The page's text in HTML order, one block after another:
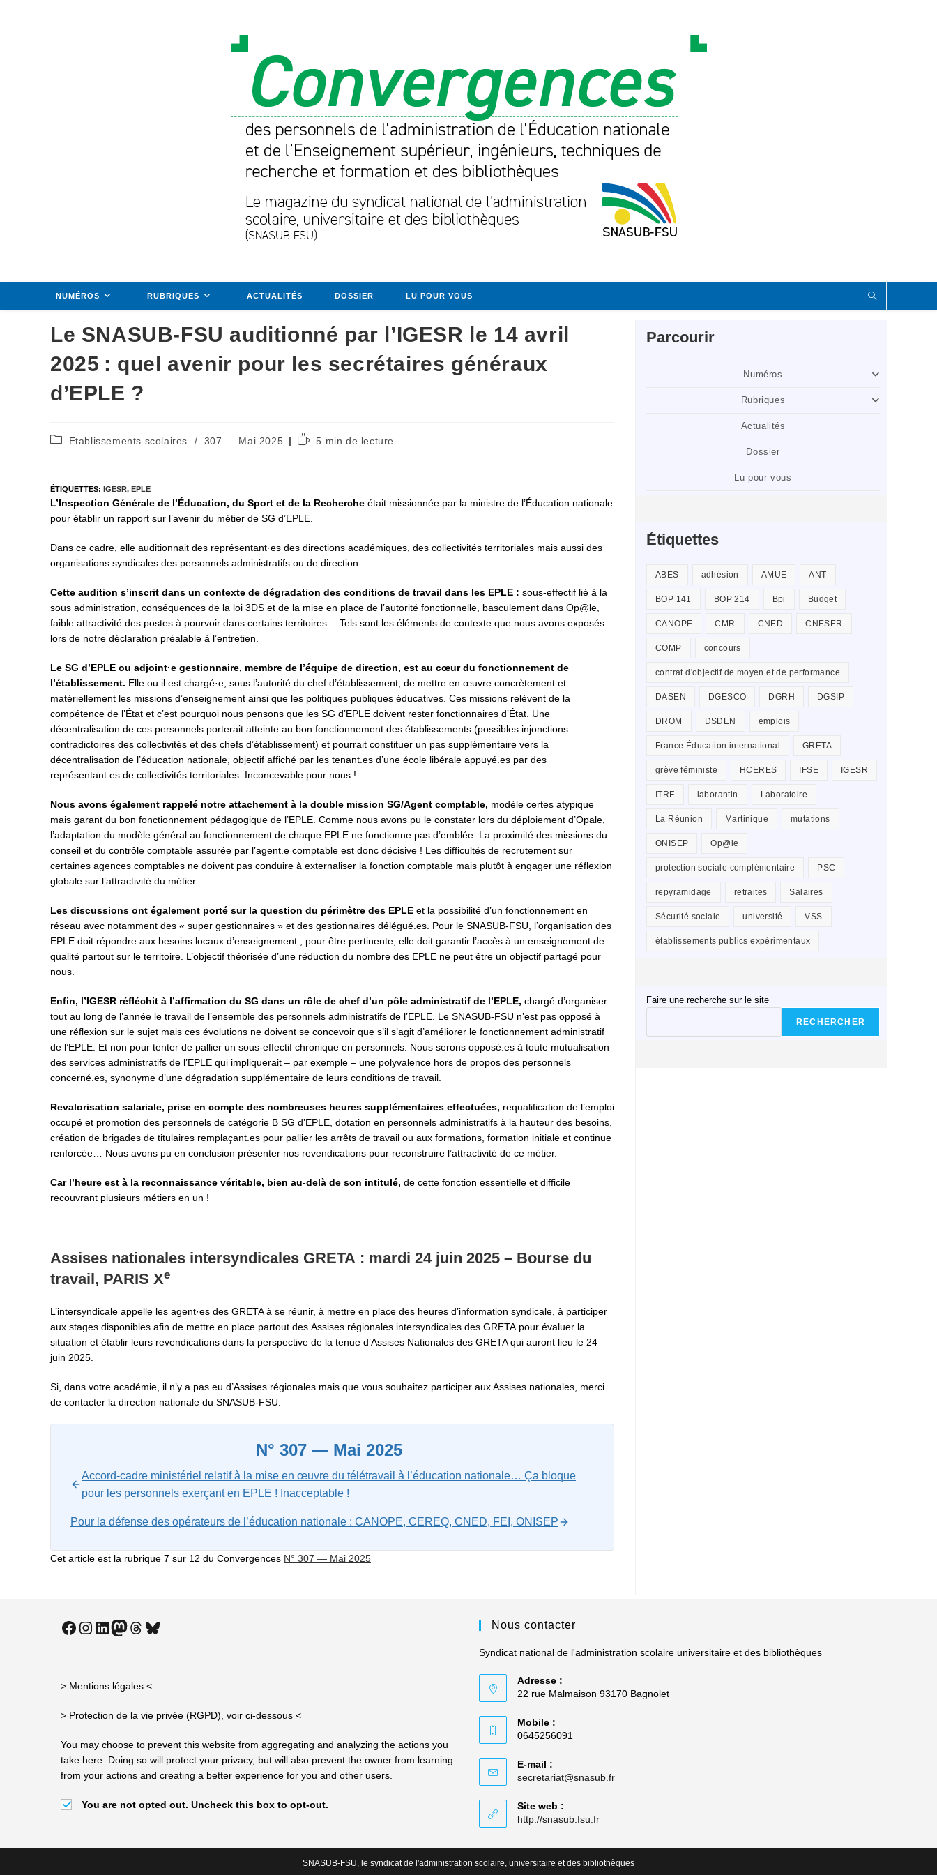
NUMÉROS RUBRIQUES ACTUALITÉS DOSSIER LU POUR VOUS
Le SNASUB-FSU auditionné par l’IGESR le 14 avril
2025 : quel avenir pour les secrétaires généraux
d’EPLE ?
PostEtablissements scolaires / 307 — Mai 2025
Temps5 min de lecture
ÉTIQUETTES: IGESR, EPLE
L’Inspection Générale de l’Éducation, du Sport et de la Recherche était missionnée par la ministre de l’Éducation nationale
pour établir un rapport sur l’avenir du métier de SG d’EPLE.
Dans ce cadre, elle auditionnait des représentant·es des directions académiques, des collectivités territoriales mais aussi des
organisations syndicales des personnels administratifs ou de direction.
Cette audition s’inscrit dans un contexte de dégradation des conditions de travail dans les EPLE : sous-effectif lié à la
sous administration, conséquences de la loi 3DS et de la mise en place de l’autorité fonctionnelle, basculement dans Op@le,
faible attractivité des postes à pourvoir dans certains territoires… Tels sont les éléments de contexte que nous avons exposés
lors de notre déclaration préalable à l’entretien.
Le SG d’EPLE ou adjoint·e gestionnaire, membre de l’équipe de direction, est au cœur du fonctionnement de
l’établissement. Elle ou il est chargé·e, sous l’autorité du chef d’établissement, de mettre en œuvre concrètement et
matériellement les missions d’enseignement ainsi que les politiques publiques éducatives. Ces missions relèvent de la
compétence de l’État et c’est pourquoi nous pensons que les SG d’EPLE doivent rester fonctionnaires d’État. Une
décentralisation de ces personnels porterait atteinte au bon fonctionnement des établissements (possibles injonctions
contradictoires des collectivités et des chefs d’établissement) et pourrait constituer un pas supplémentaire vers la
décentralisation de l’éducation nationale, objectif affiché par les tenant.es d’une école libérale appuyé.es par des
représentant.es de collectivités territoriales. Inconcevable pour nous !
Nous avons également rappelé notre attachement à la double mission SG/Agent comptable, modèle certes atypique
mais garant du bon fonctionnement pédagogique de l’EPLE. Comme nous avons pu le constater lors du déploiement d’Opale,
l’adaptation du modèle général au fonctionnement de chaque EPLE ne fonctionne pas d’emblée. La proximité des missions du
conseil et du contrôle comptable assurée par l’agent.e comptable est donc décisive ! Les difficultés de recrutement sur
certaines agences comptables ne doivent pas conduire à externaliser la fonction comptable mais plutôt à engager une réflexion
globale sur l’attractivité du métier.
Les discussions ont également porté sur la question du périmètre des EPLE et la possibilité d’un fonctionnement en
réseau avec notamment des « super gestionnaires » et des gestionnaires délégué.es. Pour le SNASUB-FSU, l’organisation des
EPLE doit répondre aux besoins locaux d’enseignement ; pour être pertinente, elle doit garantir l’accès à un enseignement de
qualité partout sur le territoire. L’objectif théorisée d’une réduction du nombre des EPLE ne peut être un objectif partagé pour
nous.
Enfin, l’IGESR réfléchit à l’affirmation du SG dans un rôle de chef d’un pôle administratif de l’EPLE, chargé d’organiser
tout au long de l’année le travail de l’ensemble des personnels administratifs de l’EPLE. Le SNASUB-FSU n’est pas opposé à
une réflexion sur le sujet mais ces évolutions ne doivent se concevoir que s’il s’agit d’améliorer le fonctionnement administratif
de l’EPLE. Et non pour tenter de pallier un sous-effectif chronique en personnels. Nous serons opposé.es à toute mutualisation
des services administratifs de l’EPLE qui impliquerait – par exemple – une polyvalence hors de propos des personnels
concerné.es, synonyme d’une dégradation supplémentaire de leurs conditions de travail.
Revalorisation salariale, prise en compte des nombreuses heures supplémentaires effectuées, requalification de l’emploi
occupé et promotion des personnels de catégorie B SG d’EPLE, dotation en personnels administratifs à la hauteur des besoins,
création de brigades de titulaires remplaçant.es pour pallier les arrêts de travail ou aux formations, formation initiale et continue
renforcée… Nous avons pu en conclusion présenter nos revendications pour reconstruire l’attractivité de ce métier.
Car l’heure est à la reconnaissance véritable, bien au-delà de son intitulé, de cette fonction essentielle et difficile
recouvrant plusieurs métiers en un !
Assises nationales intersyndicales GRETA : mardi 24 juin 2025 – Bourse du
travail, PARIS Xe
L’intersyndicale appelle les agent·es des GRETA à se réunir, à mettre en place des heures d’information syndicale, à participer
aux stages disponibles afin de mettre en place partout des Assises régionales intersyndicales des GRETA pour évaluer la
situation et établir leurs revendications dans la perspective de la tenue d’Assises Nationales des GRETA qui auront lieu le 24
juin 2025.
Si, dans votre académie, il n’y a pas eu d’Assises régionales mais que vous souhaitez participer aux Assises nationales, merci
de contacter la direction nationale du SNASUB-FSU.
N° 307 — Mai 2025
Accord-cadre ministériel relatif à la mise en œuvre du télétravail à l’éducation nationale… Ça bloque
pour les personnels exerçant en EPLE ! Inacceptable !
Pour la défense des opérateurs de l’éducation nationale : CANOPE, CEREQ, CNED, FEI, ONISEP
Cet article est la rubrique 7 sur 12 du Convergences N° 307 — Mai 2025
Parcourir
Numéros
Rubriques
Actualités
Dossier
Lu pour vous
Étiquettes
ABES adhésion AMUE ANT
BOP 141 BOP 214 Bpi Budget
CANOPE CMR CNED CNESER
COMP concours
contrat d'objectif de moyen et de performance
DASEN DGESCO DGRH DGSIP
DROM DSDEN emplois
France Éducation international GRETA
grève féministe HCERES IFSE IGESR
ITRF laborantin Laboratoire
La Réunion Martinique mutations
ONISEP Op@le
protection sociale complémentaire PSC
repyramidage retraites Salaires
Sécurité sociale université VSS
établissements publics expérimentaux
Faire une recherche sur le site
RECHERCHER
Facebook
Instagram
LinkedIn
Mastodon
ThreadsBluesky
> Mentions légales <
> Protection de la vie privée (RGPD), voir ci-dessous <
You may choose to prevent this website from aggregating and analyzing the actions you
take here. Doing so will protect your privacy, but will also prevent the owner from learning
from your actions and creating a better experience for you and other users.
You are not opted out. Uncheck this box to opt-out.
Nous contacter
Syndicat national de l'administration scolaire universitaire et des bibliothèques
Adresse :
22 rue Malmaison 93170 Bagnolet
Mobile :
0645256091
E-mail :
secretariat@snasub.frS’ouvre
Site web :
http://snasub.fsu.frS’ouvre
onglet
SNASUB-FSU, le syndicat de l'administration scolaire, universitaire et des bibliothèques